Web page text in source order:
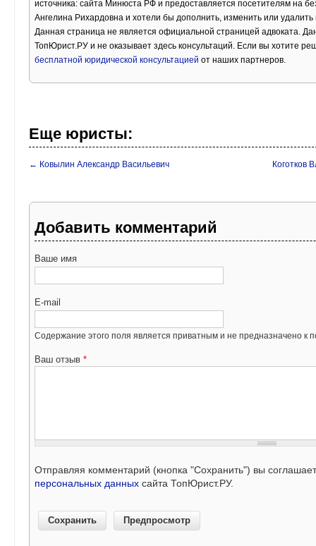
источника: сайта Минюста РФ и предоставляется посетителям на
Ангелина Рихардовна и хотели бы дополнить, изменить или
Данная страница не является официальной страницей адвоката.
ТопЮрист.РУ и не оказывает здесь консультаций. Если вы хотите
бесплатной юридической консультацией от наших партнеров.
Еще юристы:
← Ковылин Александр Васильевич Коготков
Добавить комментарий
Ваше имя
E-mail
Содержание этого поля является приватным и не предназначено к
Ваш отзыв *
Отправляя комментарий (кнопка "Сохранить") вы
персональных данных сайта ТопЮрист.РУ.